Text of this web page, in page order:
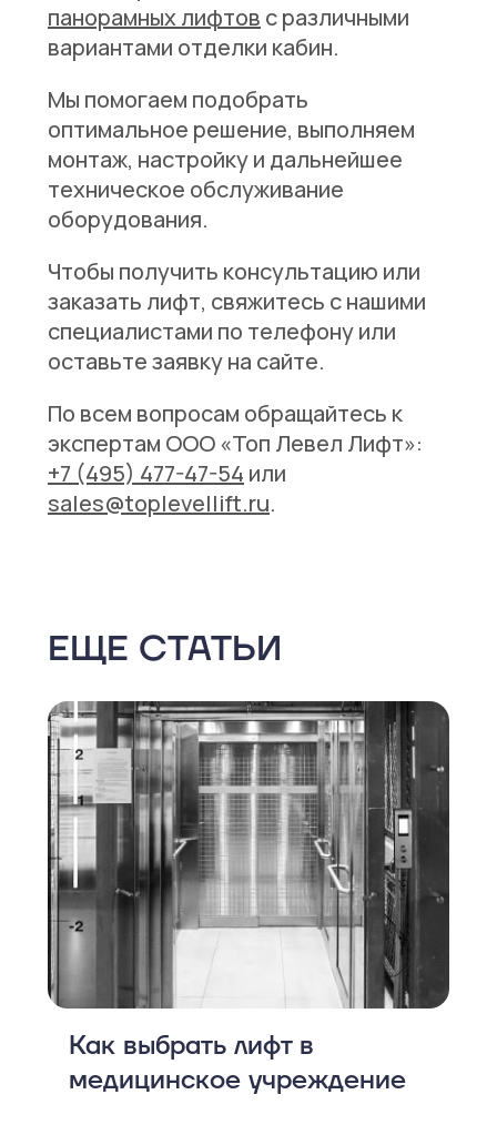
панорамных лифтов с различными
вариантами отделки кабин.
Мы помогаем подобрать
оптимальное решение, выполняем
монтаж, настройку и дальнейшее
техническое обслуживание
оборудования.
Чтобы получить консультацию или
заказать лифт, свяжитесь с нашими
специалистами по телефону или
оставьте заявку на сайте.
По всем вопросам обращайтесь к
экспертам ООО «Топ Левел Лифт»:
+7 (495) 477-47-54 или
sales@toplevellift.ru.
ЕЩЕ СТАТЬИ
Как выбрать лифт в
медицинское учреждение